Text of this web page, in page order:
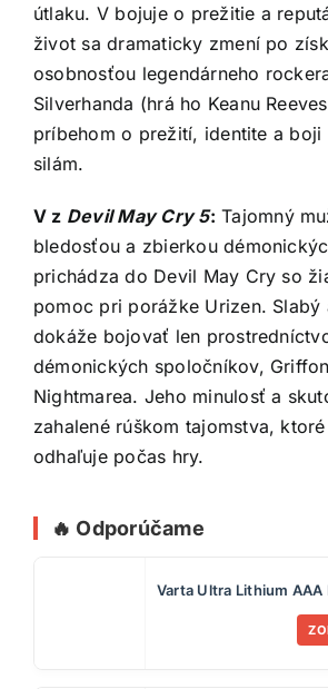
útlaku. V bojuje o prežitie a
život sa dramaticky zmení po
osobnosťou legendárneho
Silverhanda (hrá ho Keanu
príbehom o prežití, identite a boji
silám.
V z Devil May Cry 5: Tajomný
bledosťou a zbierkou
prichádza do Devil May Cry so
pomoc pri porážke Urizen. Slabý
dokáže bojovať len
démonických spoločníkov,
Nightmarea. Jeho minulosť a
zahalené rúškom tajomstva,
odhaľuje počas hry.
🔥 Odporúčame
Varta Ultra Lithium